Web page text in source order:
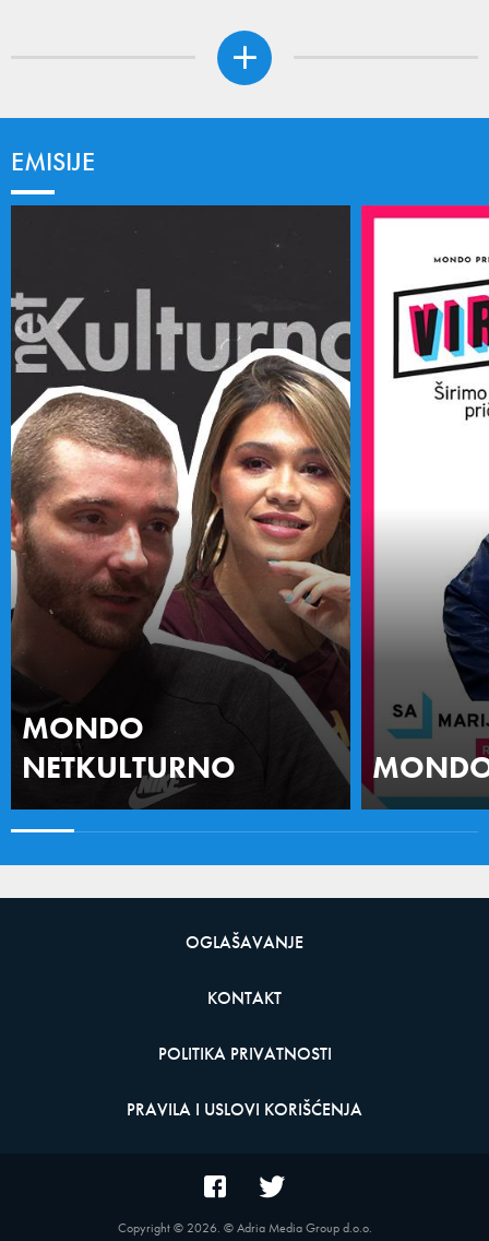
EMISIJE
MONDO
NETKULTURNO
OGLAŠAVANJE
KONTAKT
POLITIKA PRIVATNOSTI
PRAVILA I USLOVI KORIŠĆENJA
Copyright © 2026. © Adria Media Group d.o.o.